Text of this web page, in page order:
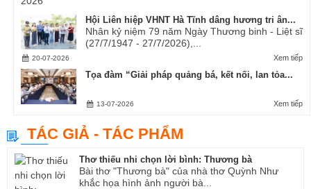
Hội Liên hiệp VHNT Hà Tĩnh dâng hương tri ân...
Nhân kỷ niệm 79 năm Ngày Thương binh - Liệt sĩ
(27/7/1947 - 27/7/2026),...
Xem tiếp
20-07-2026
Tọa đàm “Giải pháp quảng bá, kết nối, lan tỏa...
Xem tiếp
13-07-2026
TÁC GIẢ - TÁC PHẨM
Thơ thiếu nhi chọn lời bình: Thương bà
Bài thơ "Thương bà" của nhà thơ Quỳnh Như
khắc họa hình ảnh người bà...